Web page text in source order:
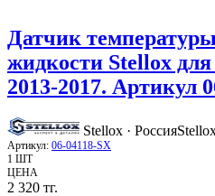
Датчик
жидкости Stellox
2013-2017. Артикул
Stellox · Россия
Артикул: 06-04118-SX
1 ШТ
ЦЕНА
2 320 тг.